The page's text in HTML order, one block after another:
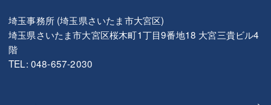
埼玉事務所 (埼玉県さいたま市大宮区)
埼玉県さいたま市大宮区桜木町1丁目9番地18 大宮三貴ビル4
階
TEL: 048-657-2030